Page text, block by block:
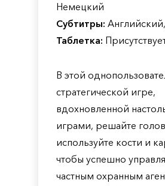
Немецкий
Субтитры:
Таблетка:
В этой
стратегической игре,
вдохновленной
играми, решайте
используйте кости и
чтобы успешно
частным охранным